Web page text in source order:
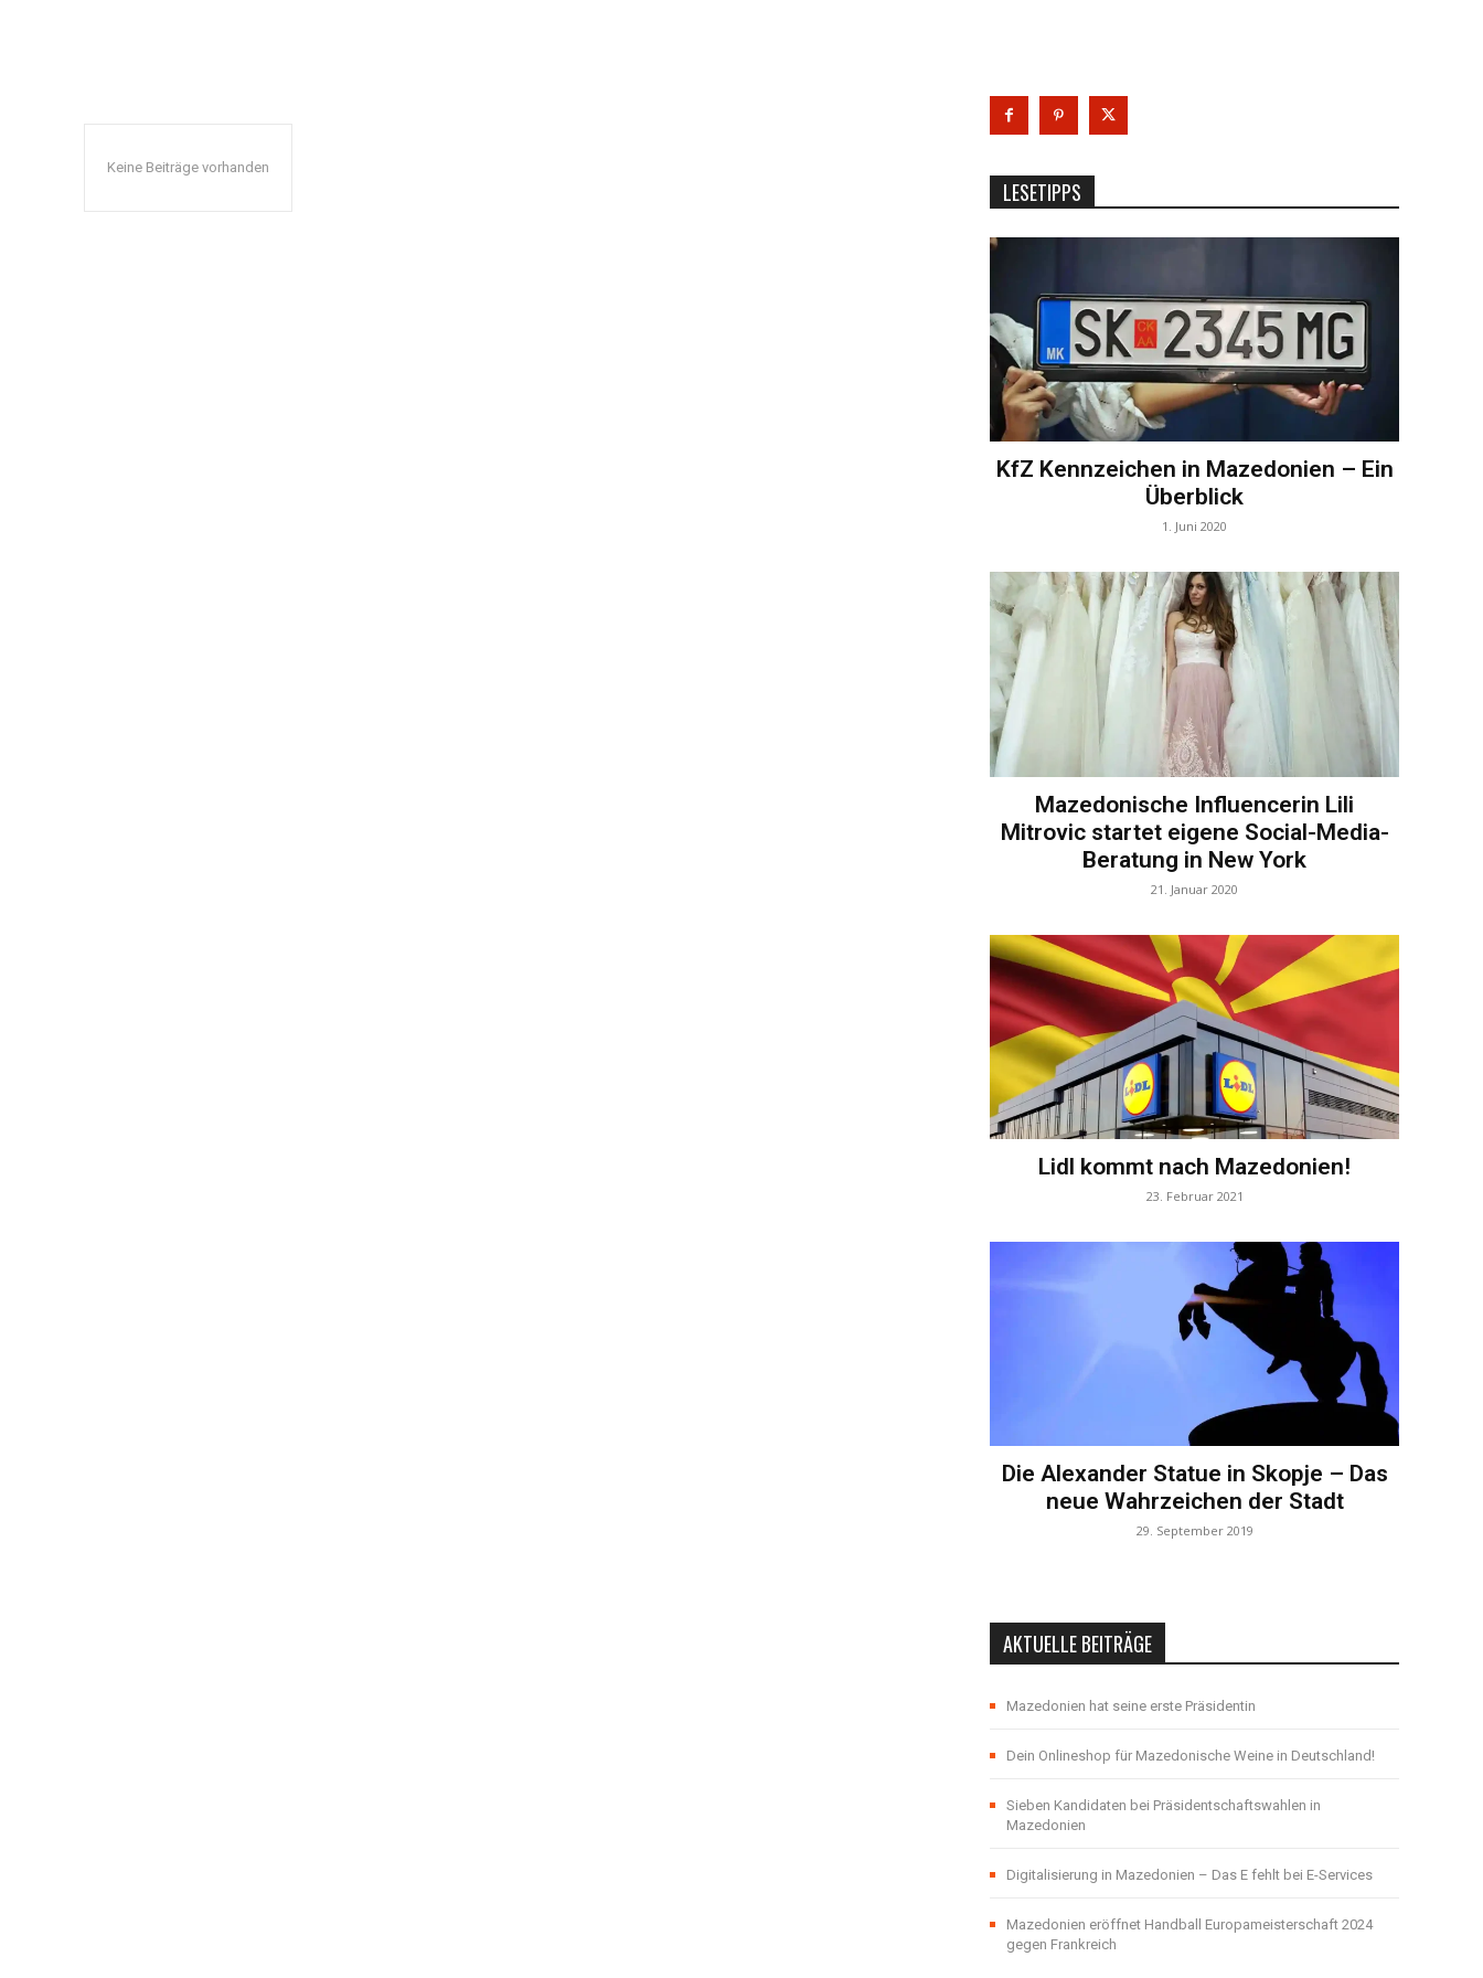
Keine Beiträge vorhanden
LESETIPPS
KfZ Kennzeichen in Mazedonien – Ein
Überblick
1. Juni 2020
Mazedonische Influencerin Lili
Mitrovic startet eigene Social-Media-
Beratung in New York
21. Januar 2020
Lidl kommt nach Mazedonien!
23. Februar 2021
Die Alexander Statue in Skopje – Das
neue Wahrzeichen der Stadt
29. September 2019
AKTUELLE BEITRÄGE
Mazedonien hat seine erste Präsidentin
Dein Onlineshop für Mazedonische Weine in Deutschland!
Sieben Kandidaten bei Präsidentschaftswahlen in
Mazedonien
Digitalisierung in Mazedonien – Das E fehlt bei E-Services
Mazedonien eröffnet Handball Europameisterschaft 2024
gegen Frankreich